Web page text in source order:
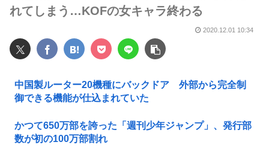
れてしまう…KOFの女キャラ終わる
2020.12.01 10:34
中国製ルーター20機種にバックドア 外部から完全制
御できる機能が仕込まれていた
かつて650万部を誇った「週刊少年ジャンプ」、発行部
数が初の100万部割れ